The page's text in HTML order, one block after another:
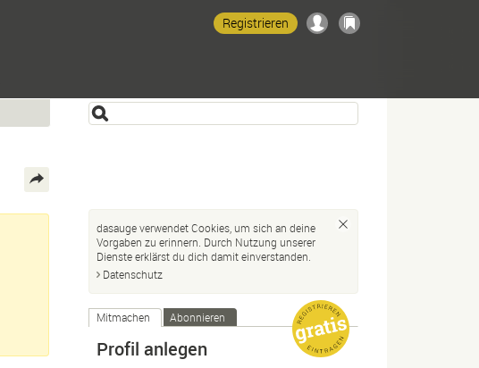
Registrieren
dasauge verwendet Cookies, um sich an deine
Vorgaben zu erinnern. Durch Nutzung unserer
Dienste erklärst du dich damit einverstanden.
Datenschutz
Mitmachen Abonnieren
Profil anlegen